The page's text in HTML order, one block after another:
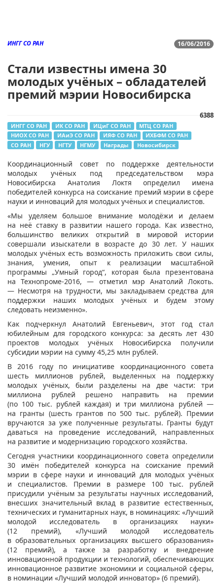
16/06/2016
ИНГГ СО РАН
Стали известны имена 30
молодых учёных – обладателей
премий мэрии Новосибирска
6388
ИНГГ СО РАН ИК СО РАН ИЦиГ СО РАН
МТЦ СО РАН
НИОХ СО РАН
ИАиЭ СО РАН ИЯФ СО РАН
ИХБФМ СО РАН
СО РАН
НГУ НГТУ НГМУ Награды Новосибирск
​​Координационный совет по поддержке деятельности
молодых учёных под председательством мэра
Новосибирска Анатолия Локтя определил имена
победителей конкурса на соискание премий мэрии в сфере
науки и инноваций для молодых учёных и специалистов.
«Мы уделяем большое внимание молодёжи и делаем
на неё ставку в развитии нашего города. Как известно,
большинство великих открытий в мировой истории
совершали изыскатели в возрасте до 30 лет. У наших
молодых учёных есть возможность приложить свои силы,
знания, умения, опыт к реализации масштабной
программы „Умный город“, которая была презентована
на Технопроме-2016, — отметил мэр Анатолий Локоть.
— Несмотря на трудности, мы закладываем средства для
поддержки наших молодых учёных и будем этому
следовать неизменно». ​
Как подчеркнул Анатолий Евгеньевич, этот год стал
юбилейным для городского конкурса: за десять лет 430
проектов молодых учёных Новосибирска получили
субсидии мэрии на сумму 45,25 млн рублей.
В 2016 году по инициативе координационного совета
шесть миллионов рублей, выделенных на поддержку
молодых учёных, были разделены на две части: три
миллиона рублей решено направить на премии
(по 100 тыс. рублей каждая) и три миллиона рублей —
на гранты (шесть грантов по 500 тыс. рублей). Премии
вручаются за уже полученные результаты. Гранты будут
даваться на проведение исследований, направленных
на развитие и модернизацию городского хозяйства.
Сегодня участники координационного совета определили
30 имён победителей конкурса на соискание премий
мэрии в сфере науки и инноваций для молодых учёных
и специалистов. Премии в размере 100 тыс. рублей
присудили учёным за результаты научных исследований,
внесших значительный вклад в развитие естественных,
технических и гуманитарных наук, в номинациях: «Лучший
молодой исследователь в организациях науки»
(12 премий), «Лучший молодой исследователь
в образовательных организациях высшего образования»
(12 премий), а также за разработку и внедрение
инновационной продукции и технологий, обеспечивающих
инновационное развитие экономики и социальной сферы,
в номинации «Лучший молодой инноватор» (6 премий).